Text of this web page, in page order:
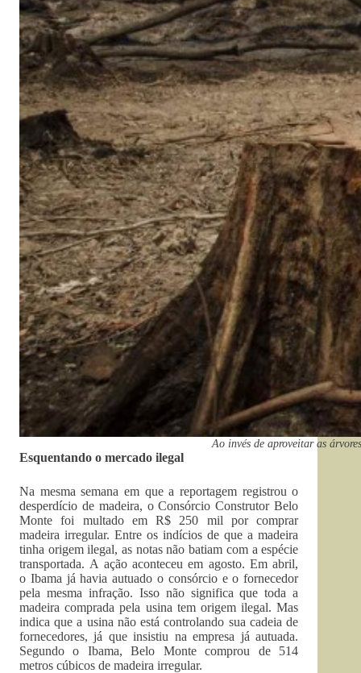
Ao invés de aproveitar as
Esquentando o mercado ilegal
Na mesma semana em que a reportagem registrou o
desperdício de madeira, o Consórcio Construtor Belo
Monte foi multado em R$ 250 mil por comprar
madeira irregular. Entre os indícios de que a madeira
tinha origem ilegal, as notas não batiam com a espécie
transportada. A ação aconteceu em agosto. Em abril,
o Ibama já havia autuado o consórcio e o fornecedor
pela mesma infração. Isso não significa que toda a
madeira comprada pela usina tem origem ilegal. Mas
indica que a usina não está controlando sua cadeia de
fornecedores, já que insistiu na empresa já autuada.
Segundo o Ibama, Belo Monte comprou de 514
metros cúbicos de madeira irregular.